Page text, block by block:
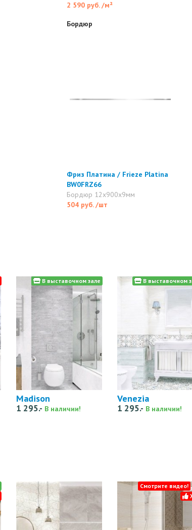
2 590 руб./м²
Бордюр
Фриз Платина / Frieze Platina
BW0FRZ66
Бордюр 12x900x9мм
504 руб./шт
Madison
1 295.- В наличии!
В выставочном зале
Venezia
1 295.- В наличии!
В выставочном
Смотрите видео!